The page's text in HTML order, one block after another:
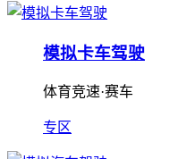
模拟卡车驾驶
体育竞速·赛车
专区